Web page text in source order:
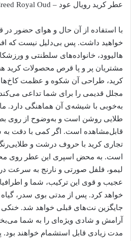
عطر کرید رویال عود – Creed Royal Oud
با استفاده از آن حال و هوای حضور
خواهید داشت. پس بی‌دلیل نیست که
هالیوود، خانواده‌های سلطنتی و
مشتریان پر و پا قرص محصولات کرید
کرید، طراحی آن شکوه و عظمت
مجلل قدیمی را برای شما تداعی
به‌خوبی با شیشه‌ی آن هماهنگی دارد.
طلایی روشن است و به‌وضوح از روی
قابل‌مشاهده است. اگر کمی با دقت
تجاری کرید با حروف درشت و
است. به محض اسپری این عطر روی
لیمو، فلفل صورتی و نارنج به سرعت
عجیب و قوی این ترکیب، شما و
خواهد کرد. پس از مدتی بوی سدر، گیاه
جایگزین نت‌های قبلی خواهد شد.
آرامش و شادی ویژه‌ای را به شما
مدت زیادی قابل استشمام خواهند بود.